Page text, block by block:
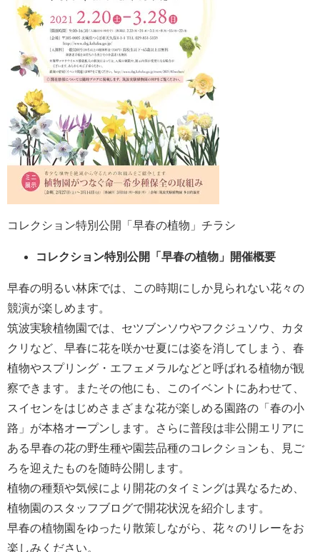
コレクション特別公開「早春の植物」チラシ
コレクション特別公開「早春の植物」開催概要
早春の明るい林床では、この時期にしか見られない花々の
競演が楽しめます。
筑波実験植物園では、セツブンソウやフクジュソウ、カタ
クリなど、早春に花を咲かせ夏には姿を消してしまう、春
植物やスプリング・エフェメラルなどと呼ばれる植物が観
察できます。またその他にも、このイベントにあわせて、
スイセンをはじめさまざまな花が楽しめる園路の「春の小
路」が本格オープンします。さらに普段は非公開エリアに
ある早春の花の野生種や園芸品種のコレクションも、見ご
ろを迎えたものを随時公開します。
植物の種類や気候により開花のタイミングは異なるため、
植物園のスタッフブログで開花状況を紹介します。
早春の植物園をゆったり散策しながら、花々のリレーをお
楽しみください。